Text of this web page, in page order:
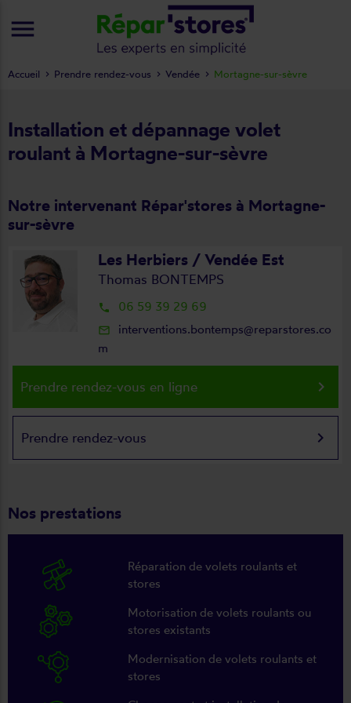
Installation et dépannage volet
roulant à Mortagne-sur-sèvre
Notre intervenant Répar'stores à Mortagne-
sur-sèvre
Les Herbiers / Vendée Est
Thomas BONTEMPS
local_phone 06 59 39 29 69
mail_outline
interventions.bontemps@reparstores.co
m
Prendre rendez-vous en ligne keyboard_arrow_right
Prendre rendez-vous keyboard_arrow_right
Nos prestations
Réparation de volets roulants et
stores
Motorisation de volets roulants ou
stores existants
Modernisation de volets roulants et
stores
Accueil Prendre rendez-vous Vendée Mortagne-sur-sèvre
menu